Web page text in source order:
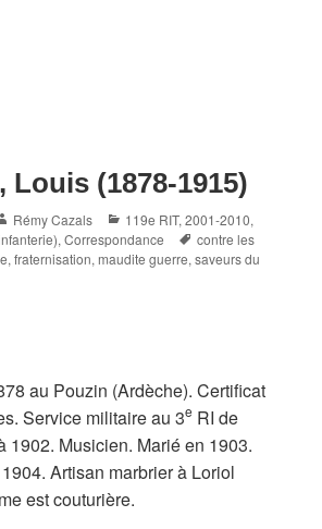
Louis (1878-1915)
Author
Rémy Cazals Categories
119e RIT,2001-2010,
,Correspondance Tags
contre les
,fraternisation,maudite guerre,saveurs du
au Pouzin (Ardèche). Certificat
Service militaire au 3e RI de
1902. Musicien. Marié en 1903.
Artisan marbrier à Loriol
est couturière.